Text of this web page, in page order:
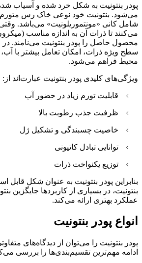
پودر بنتونیت به شکل خرد شده و آسیاب
می‌شود. بنتونیت خود نوعی خاک رس
شامل کانی «مونتموریلونیت» می‌باشد.
می‌کنند تا ذرات آن به اندازه مناسب
محصول حاصل را پودر بنتونیت می‌نامند. در
سطح ویژه ذرات، امکان تعامل بیشتر با آب،
محیط فراهم می‌شود.
ویژگی‌های کلیدی پودر بنتونیت عبارت‌اند از:
قابلیت تورم زیاد در حضور آب
ظرفیت جذب رطوبت بالا
خاصیت چسبندگی و تشکیل ژل
توانایی تبادل کاتیونی
توزیع یکنواخت ذرات
بنابراین پودر بنتونیت به عنوان شکل قابل
بنتونیت، در بسیاری از کاربردها جایگزین
عملکرد بهتری ارائه می‌کند.
انواع پودر بنتونیت
پودر بنتونیت را می‌توان از دیدگاه‌های
ادامه مهم‌ترین تقسیم‌بندی‌ها را بررسی